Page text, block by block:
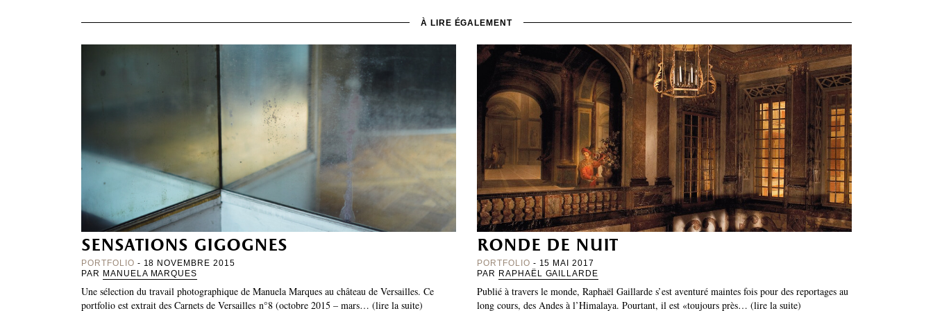
À LIRE ÉGALEMENT
sensations gigognes
PORTFOLIO - 18 NOVEMBRE 2015
PAR MANUELA MARQUES
Une sélection du travail photographique de Manuela Marques au château de Versailles. Ce
portfolio est extrait des Carnets de Versailles n°8 (octobre 2015 – mars… (lire la suite)
ronde de nuit
PORTFOLIO - 15 MAI 2017
PAR RAPHAËL GAILLARDE
Publié à travers le monde, Raphaël Gaillarde s’est aventuré maintes fois pour des reportages au
long cours, des Andes à l’Himalaya. Pourtant, il est «toujours près… (lire la suite)